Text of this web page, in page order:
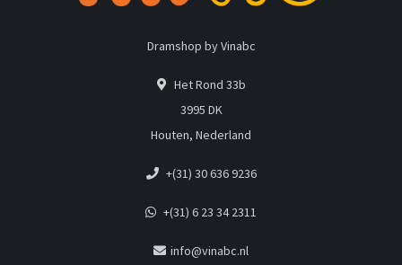
Dramshop by Vinabc
Het Rond 33b
3995 DK
Houten, Nederland
+(31) 30 636 9236
+(31) 6 23 34 2311
info@vinabc.nl